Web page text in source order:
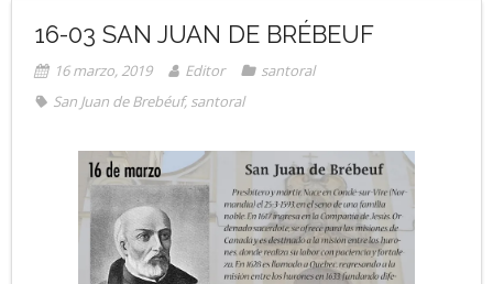
16-03 SAN JUAN DE BRÉBEUF
16 marzo, 2019 Editor
santoral
San Juan de Brebéuf, santoral